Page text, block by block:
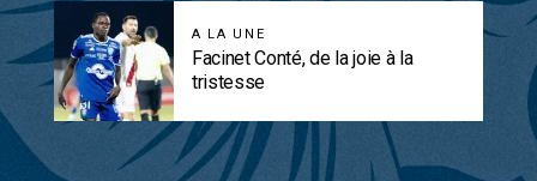
A LA UNE
Facinet Conté, de la joie à la
tristesse